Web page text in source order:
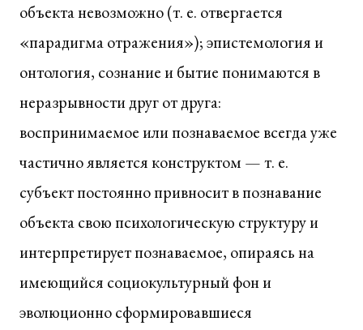
объекта невозможно (т. е. отвергается
«парадигма отражения»); эпистемология и
онтология, сознание и бытие понимаются в
неразрывности друг от друга:
воспринимаемое или познаваемое всегда уже
частично является конструктом — т. е.
субъект постоянно привносит в познавание
объекта свою психологическую структуру и
интерпретирует познаваемое, опираясь на
имеющийся социокультурный фон и
эволюционно сформировавшиеся